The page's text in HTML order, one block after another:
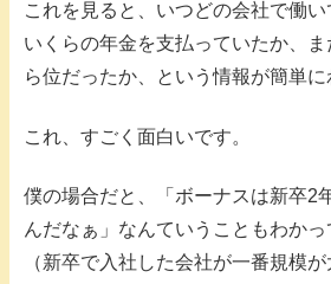
これを見ると、いつどの会社で働
いくらの年金を支払っていたか、ま
ら位だったか、という情報が簡単に
これ、すごく面白いです。
僕の場合だと、「ボーナスは新卒2
んだなぁ」なんていうこともわか
（新卒で入社した会社が一番規模が